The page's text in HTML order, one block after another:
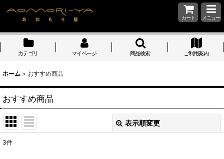
カート メニュー
カテゴリ マイページ 商品検索 ご利用案内
ホーム > おすすめ商品
おすすめ商品
表示順変更
3件